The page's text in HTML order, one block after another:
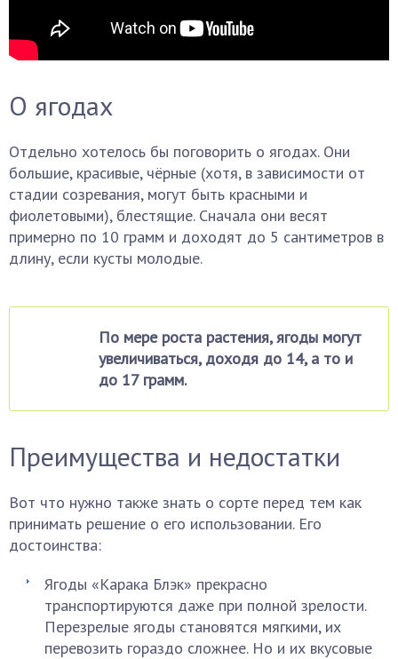
О ягодах
Отдельно хотелось бы поговорить о ягодах. Они
большие, красивые, чёрные (хотя, в зависимости от
стадии созревания, могут быть красными и
фиолетовыми), блестящие. Сначала они весят
примерно по 10 грамм и доходят до 5 сантиметров в
длину, если кусты молодые.
По мере роста растения, ягоды могут
увеличиваться, доходя до 14, а то и
до 17 грамм.
Преимущества и недостатки
Вот что нужно также знать о сорте перед тем как
принимать решение о его использовании. Его
достоинства:
Ягоды «Карака Блэк» прекрасно
транспортируются даже при полной зрелости.
Перезрелые ягоды становятся мягкими, их
перевозить гораздо сложнее. Но и их вкусовые